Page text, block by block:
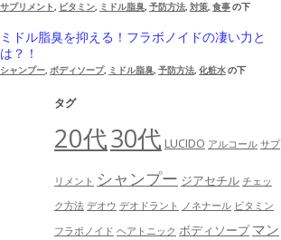
サプリメント, ビタミン, ミドル脂臭, 予防方法, 対策, 食事の下
ミドル脂臭を抑える！フラボノイドの凄い力と
は？！
シャンプー, ボディソープ, ミドル脂臭, 予防方法, 化粧水の下
タグ
20代30代 LUCIDO アルコール サプ
リメント シャンプー ジアセチル チェッ
ク方法 デオウ デオドラント ノネナール ビタミン
フラボノイド ヘアトニック ボディソープ マン